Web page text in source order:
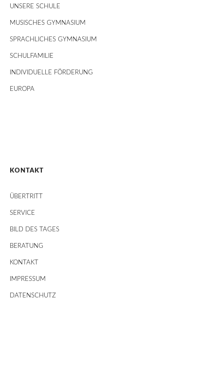
UNSERE SCHULE
MUSISCHES GYMNASIUM
SPRACHLICHES GYMNASIUM
SCHULFAMILIE
INDIVIDUELLE FÖRDERUNG
EUROPA
KONTAKT
ÜBERTRITT
SERVICE
BILD DES TAGES
BERATUNG
KONTAKT
IMPRESSUM
DATENSCHUTZ